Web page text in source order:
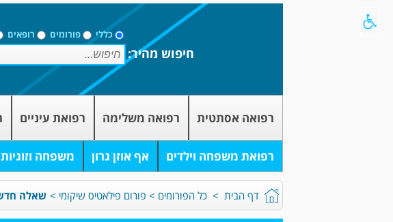
כללי פורומים רופאים
חיפוש מהיר:
רפואה אסתטית רפואה משלימה רפואת עיניים
רפואת משפחה וילדים אף אוזן גרון משפחה וזוגיות
דף הבית > כל הפורומים > פורום פילאטיס שיקומי > שאלה